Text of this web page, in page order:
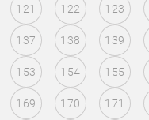
121 122 123
137 138 139
153 154 155
169 170 171